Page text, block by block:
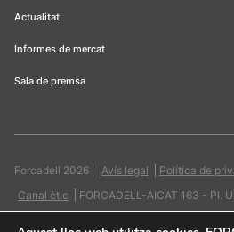
Actualitat
Informes de mercat
Sala de premsa
Forcadell 2026 Avís legal Política de
Canal ètic
FORCADELL-AICAT 163 - Pl.